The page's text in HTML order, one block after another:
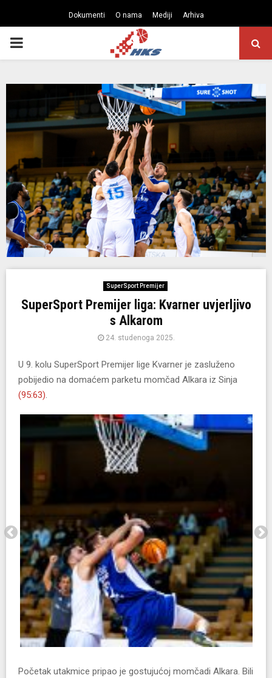
Dokumenti O nama Mediji Arhiva
PRIMARY
SuperSport Premijer
SuperSport Premijer liga: Kvarner uvjerljivo
s Alkarom
24. studenoga 2025.
U 9. kolu SuperSport Premijer lige Kvarner je zasluženo
pobijedio na domaćem parketu momčad Alkara iz Sinja
(95:63).
Početak utakmice pripao je gostujućoj momčadi Alkara. Bili